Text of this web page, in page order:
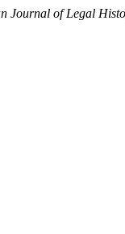
Journal of Legal